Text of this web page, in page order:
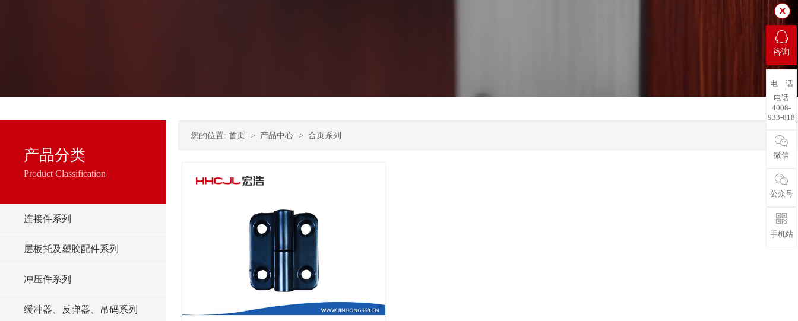
产品分类
Product Classification
连接件系列
层板托及塑胶配件系列
冲压件系列
缓冲器、反弹器、吊码系列
您的位置: 首页 -> 产品中心 -> 合页系列
咨询
电 话
电话
4008-
933-818
微信
公众号
手机站